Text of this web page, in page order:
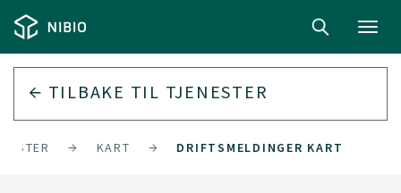
TILBAKE TIL TJENESTER
KART DRIFTSMELDINGER KART